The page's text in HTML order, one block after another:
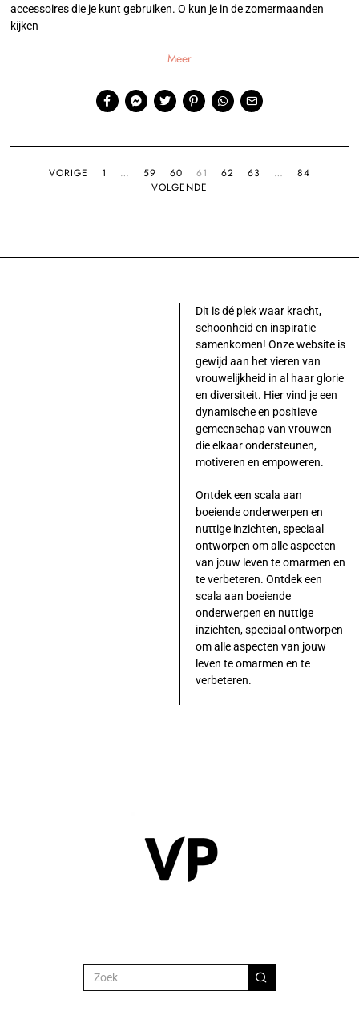
accessoires die je kunt gebruiken. O kun je in de zomermaanden
kijken
Meer
VORIGE 1 … 59 60 61 62 63 …
84
VOLGENDE
Dit is dé plek waar kracht,
schoonheid en inspiratie
samenkomen! Onze website is
gewijd aan het vieren van
vrouwelijkheid in al haar glorie
en diversiteit. Hier vind je een
dynamische en positieve
gemeenschap van vrouwen
die elkaar ondersteunen,
motiveren en empoweren.
Ontdek een scala aan
boeiende onderwerpen en
nuttige inzichten, speciaal
ontworpen om alle aspecten
van jouw leven te omarmen en
te verbeteren. Ontdek een
scala aan boeiende
onderwerpen en nuttige
inzichten, speciaal ontworpen
om alle aspecten van jouw
leven te omarmen en te
verbeteren.